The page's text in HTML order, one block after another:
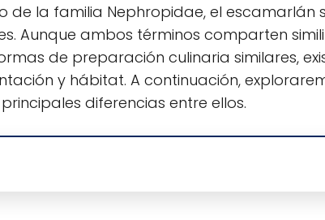
de la familia Nephropidae, el escamarlán
Aunque ambos términos comparten
de preparación culinaria similares,
y hábitat. A continuación,
diferencias entre ellos.